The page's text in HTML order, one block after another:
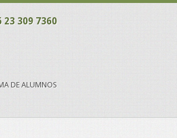
23 309 7360
DE ALUMNOS